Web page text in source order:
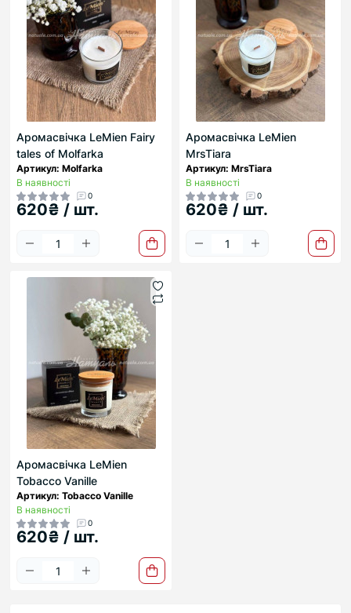
Аромасвічка LeMien Fairy
tales of Molfarka
Артикул: Molfarka
В наявності
0
620₴ / шт.
Аромасвічка LeMien
MrsTiara
Артикул: MrsTiara
В наявності
0
620₴ / шт.
Аромасвічка LeMien
Tobacco Vanille
Артикул: Tobacco Vanille
В наявності
0
620₴ / шт.